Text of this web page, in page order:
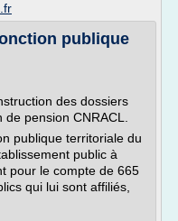
publique
des dossiers
pension CNRACL.
publique territoriale du
public à
pour le compte de 665
qui lui sont affiliés,